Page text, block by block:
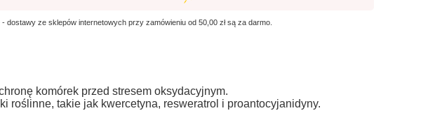
- dostawy ze sklepów internetowych przy zamówieniu od 50,00 złsą za darmo.
komórek przed stresem oksydacyjnym.
roślinne, takie jak kwercetyna, resweratrol i proantocyjanidyny.